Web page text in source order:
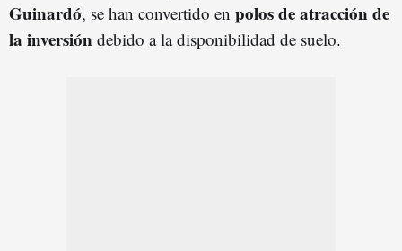
Guinardó, se han convertido en polos de atracción de
la inversión debido a la disponibilidad de suelo.